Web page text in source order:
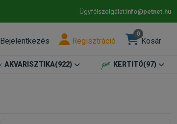
Ügyfélszolgálat:info@petnet.hu
Bejelentkezés Regisztráció
0
Kosár
AKVARISZTIKA(922) KERTITÓ(97)